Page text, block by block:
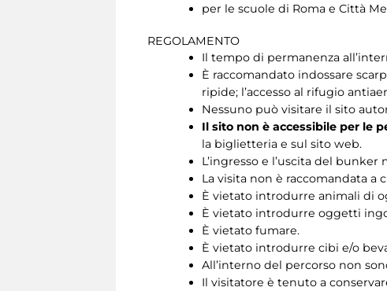
per le scuole di Roma e Città
REGOLAMENTO
Il tempo di permanenza
È raccomandato indossare
ripide; l’accesso al rifugio
Nessuno può visitare il sito
Il sito non è accessibile per le
la biglietteria e sul sito web.
L’ingresso e l’uscita del bunker
La visita non è raccomandata a
È vietato introdurre animali di
È vietato introdurre oggetti
È vietato fumare.
È vietato introdurre cibi e/o
All’interno del percorso non
Il visitatore è tenuto a